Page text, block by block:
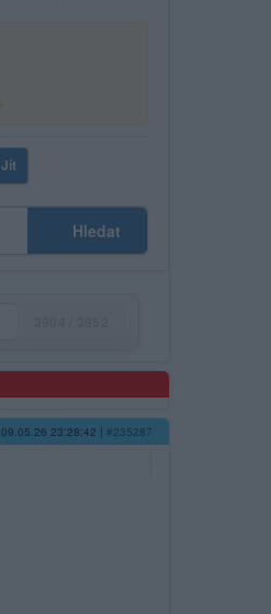
Jít
Hledat
09.05.26 23:28:42 | #235287